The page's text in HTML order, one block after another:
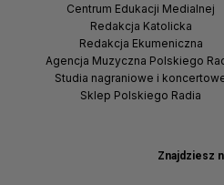
Znajdziesz
Centrum Edukacji Medialnej
Redakcja Katolicka
Redakcja Ekumeniczna
Agencja Muzyczna Polskiego
Studia nagraniowe i
Sklep Polskiego Radia